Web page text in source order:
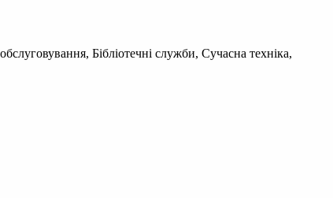
Бібліотечні служби, Сучасна техніка,